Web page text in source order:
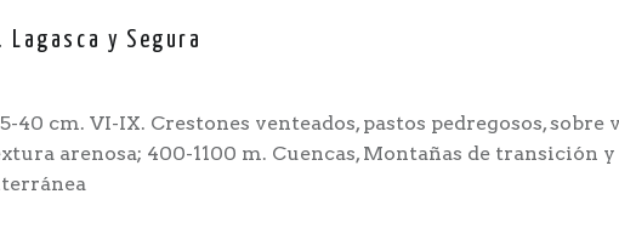
Lagasca y Segura
40 cm. VI-IX. Crestones venteados, pastos pedregosos, sobre
arenosa; 400-1100 m. Cuencas, Montañas de transición